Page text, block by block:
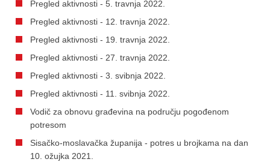
Pregled aktivnosti - 5. travnja 2022.
Pregled aktivnosti - 12. travnja 2022.
Pregled aktivnosti - 19. travnja 2022.
Pregled aktivnosti - 27. travnja 2022.
Pregled aktivnosti - 3. svibnja 2022.
Pregled aktivnosti - 11. svibnja 2022.
Vodič za obnovu građevina na području pogođenom
potresom
Sisačko-moslavačka županija - potres u brojkama na dan
10. ožujka 2021.